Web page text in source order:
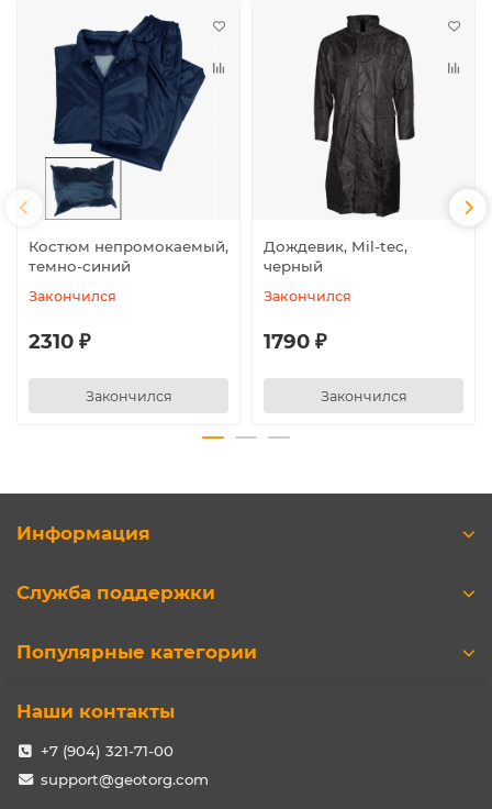
Костюм непромокаемый,
темно-синий
Закончился
2310 ₽
Закончился
Дождевик, Mil-tec,
черный
Закончился
1790 ₽
Закончился
Информация
Служба поддержки
Популярные категории
Наши контакты
+7 (904) 321-71-00
support@geotorg.com